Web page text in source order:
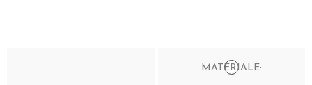
MATERIALE: